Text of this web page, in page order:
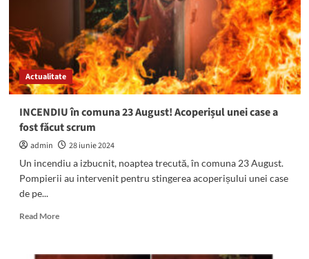
Fapta
ar
avut
loc
un
câmp
de
Amzacea
Actualitate
INCENDIU în comuna 23 August! Acoperișul unei case a
fost făcut scrum
admin
28 iunie 2024
Un incendiu a izbucnit, noaptea trecută, în comuna 23 August.
Pompierii au intervenit pentru stingerea acoperișului unei case
de pe...
Read MoreRead
INCENDIU